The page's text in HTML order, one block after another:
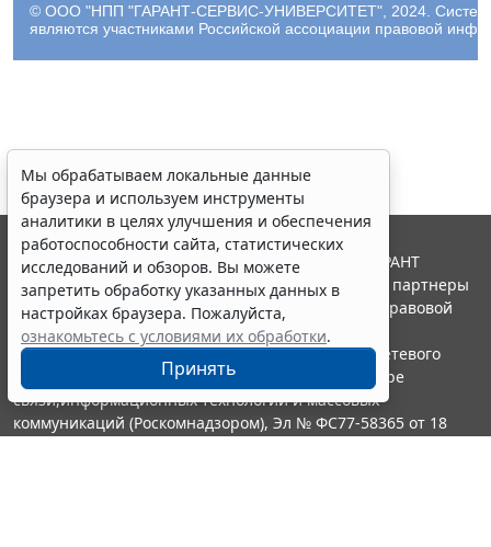
© ООО "НПП "ГАРАНТ-СЕРВИС-УНИВЕРСИТЕТ", 2024. Система
являются участниками Российской ассоциации правовой
Мы обрабатываем локальные данные
браузера и используем инструменты
аналитики в целях улучшения и обеспечения
работоспособности сайта, статистических
исследований и обзоров. Вы можете
запретить обработку указанных данных в
настройках браузера. Пожалуйста,
ознакомьтесь с условиями их обработки.
Принять
© ООО "НПП "ГАРАНТ-СЕРВИС", 2026. Система ГАРАНТ
выпускается с 1990 года. Компания "Гарант" и ее партнеры
являются участниками Российской ассоциации правовой
информации ГАРАНТ.
Портал ГАРАНТ.РУ зарегистрирован в качестве сетевого
издания Федеральной службой по надзору в сфере
связи,информационных технологий и массовых
коммуникаций (Роскомнадзором), Эл № ФС77-58365 от 18